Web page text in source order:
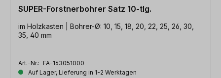
SUPER-Forstnerbohrer Satz 10-tlg.
im Holzkasten | Bohrer-Ø: 10, 15, 18, 20, 22, 25, 26, 30,
35, 40 mm
Art.-Nr.: FA-163051000
Auf Lager, Lieferung in 1-2 Werktagen